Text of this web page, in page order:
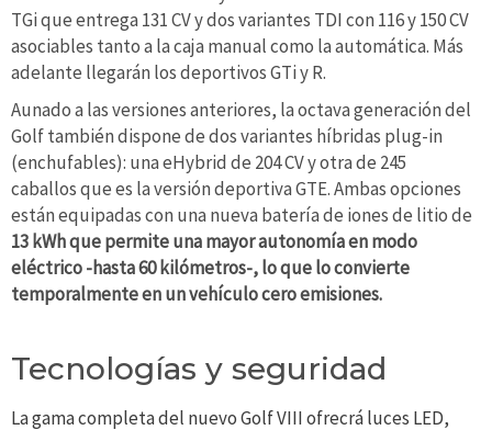
TGi que entrega 131 CV y dos variantes TDI con 116 y 150 CV
asociables tanto a la caja manual como la automática. Más
adelante llegarán los deportivos GTi y R.
Aunado a las versiones anteriores, la octava generación del
Golf también dispone de dos variantes híbridas plug-in
(enchufables): una eHybrid de 204 CV y otra de 245
caballos que es la versión deportiva GTE. Ambas opciones
están equipadas con una nueva batería de iones de litio de
13 kWh que permite una mayor autonomía en modo
eléctrico -hasta 60 kilómetros-, lo que lo convierte
temporalmente en un vehículo cero emisiones.
Tecnologías y seguridad
La gama completa del nuevo Golf VIII ofrecrá luces LED,